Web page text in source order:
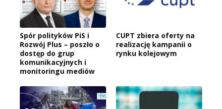
Spór polityków PiS i
Rozwój Plus – poszło o
dostęp do grup
komunikacyjnych i
monitoringu mediów
CUPT zbiera oferty na
realizację kampanii o
rynku kolejowym